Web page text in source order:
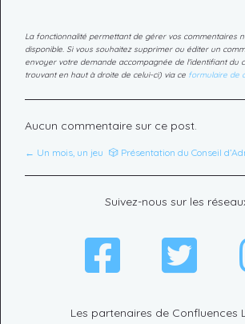
La fonctionnalité permettant de gérer vos commentaires
disponible. Si vous souhaitez supprimer ou éditer un
envoyer votre demande accompagnée de l'identifiant du
trouvant en haut à droite de celui-ci) via ce formulaire de
Aucun commentaire sur ce post.
← Un mois, un jeu 🎲 Présentation du Conseil
Les partenaires de Confluences
Suivez-nous sur les